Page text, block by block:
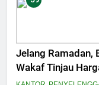
Jelang Ramadan,
Wakaf Tinjau
Fitrah